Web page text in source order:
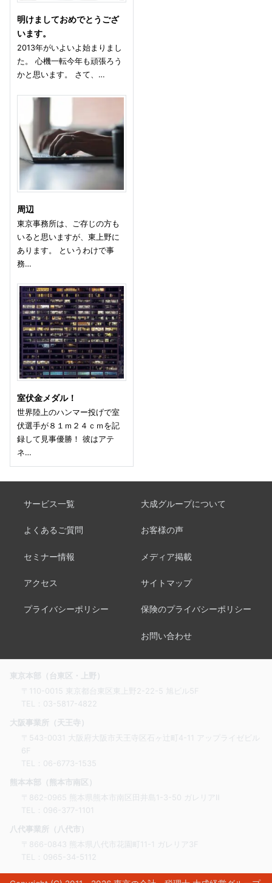
明けましておめでとうござ
います。
2013年がいよいよ始まりまし
た。 心機一転今年も頑張ろう
かと思います。 さて、…
周辺
東京事務所は、ご存じの方も
いると思いますが、東上野に
あります。 というわけで事
務…
室伏金メダル！
世界陸上のハンマー投げで室
伏選手が８１ｍ２４ｃｍを記
録して見事優勝！ 彼はアテ
ネ…
サービス一覧 大成グループについて
よくあるご質問 お客様の声
セミナー情報 メディア掲載
アクセス サイトマップ
プライバシーポリシー 保険のプライバシーポリシー
お問い合わせ
東京本部（台東区・上野）
〒110-0015 東京都台東区東上野2-22-5 旭ビル5F
TEL： 03-5817-4822
大阪事業所（天王寺）
〒543-0031 大阪府大阪市天王寺区石ヶ辻町4-11 アップライゼビル
6F
TEL： 06-6773-1535
熊本本部（熊本市南区）
〒862-0965 熊本県熊本市南区田井島1-3-50 ガレリアⅡ
TEL： 096-377-1101
八代事業所（八代市）
〒866-0843 熊本県八代市花園町11-1 ガレリア3F
TEL： 0965-34-5112